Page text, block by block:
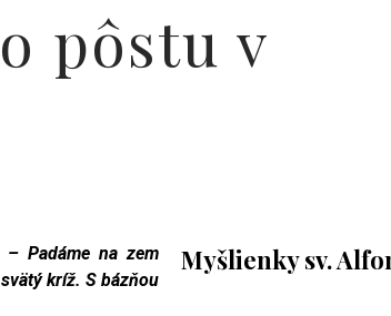
pôstu v
Padáme na zem
kríž. S bázňou
Myšlienky sv.